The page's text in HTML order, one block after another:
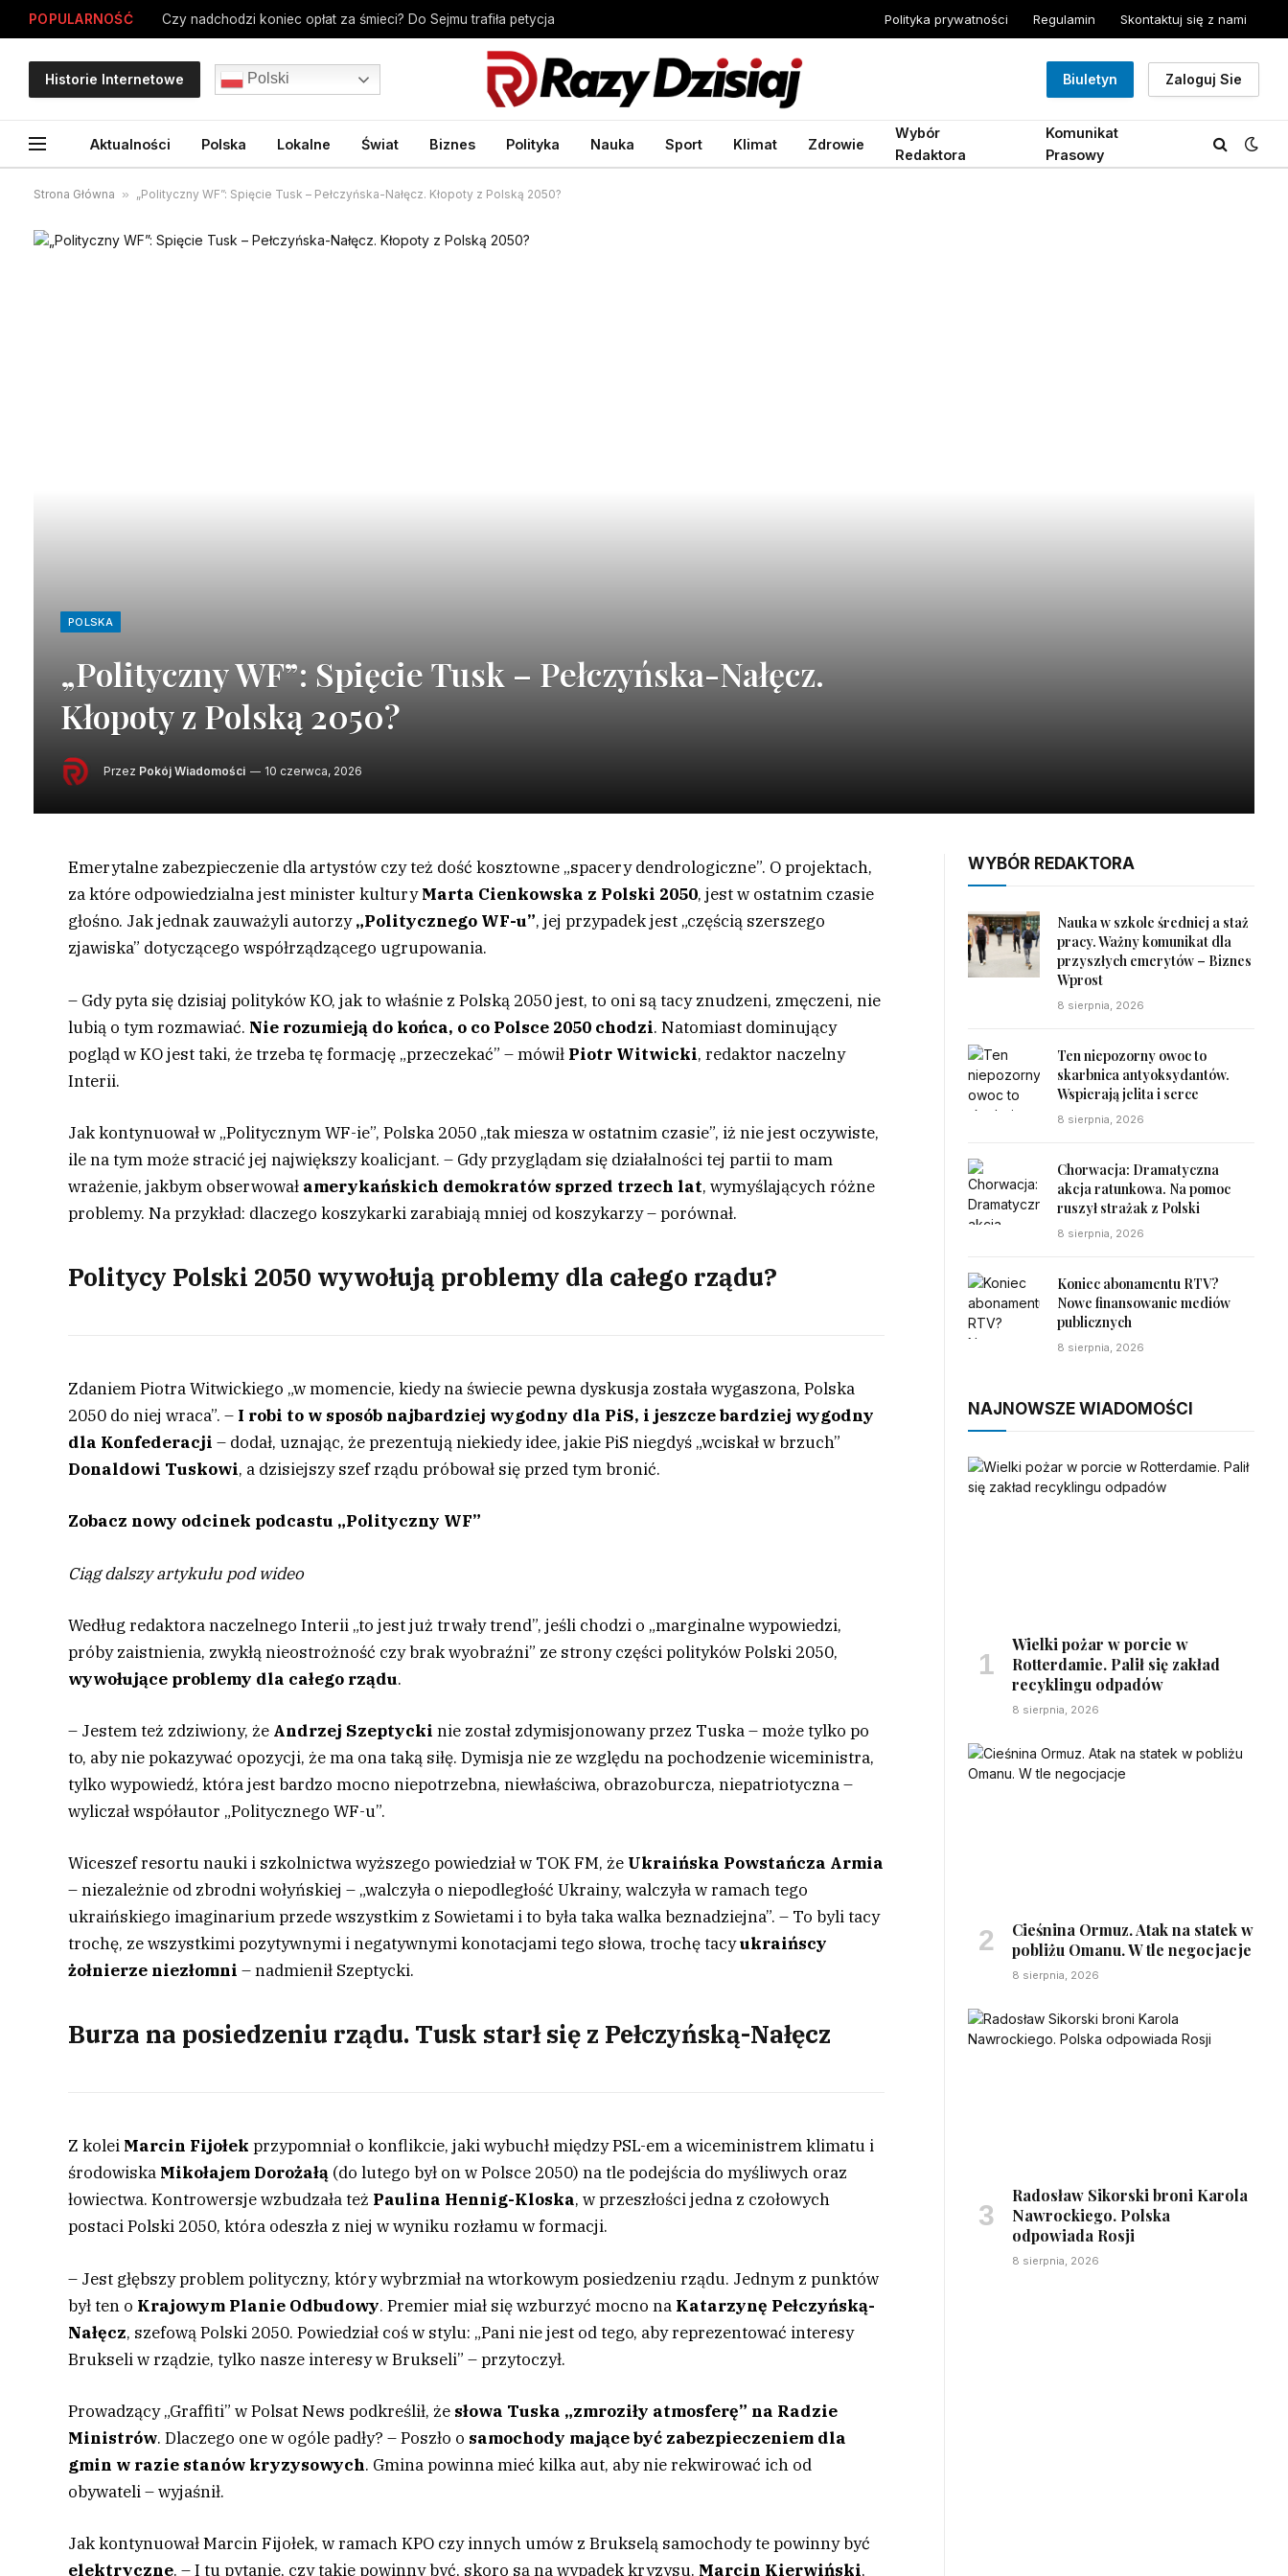
POPULARNOŚĆ Czy nadchodzi koniec opłat za śmieci? Do Sejmu trafiła petycja Polityka prywatności Regulamin Skontaktuj się z nami
Historie Internetowe Polski Biuletyn Zaloguj Sie
Aktualności Polska Lokalne Świat Biznes Polityka Nauka Sport Klimat Zdrowie
Wybór
Redaktora
Komunikat
Prasowy
Strona Główna » „Polityczny WF”: Spięcie Tusk – Pełczyńska-Nałęcz. Kłopoty z Polską 2050?
POLSKA
„Polityczny WF”: Spięcie Tusk – Pełczyńska-Nałęcz.
Kłopoty z Polską 2050?
Przez Pokój Wiadomości 10 czerwca, 2026
Emerytalne zabezpieczenie dla artystów czy też dość kosztowne „spacery dendrologiczne”. O projektach,
za które odpowiedzialna jest minister kulturyMarta Cienkowska z Polski 2050, jest w ostatnim czasie
głośno. Jak jednak zauważyli autorzy„Politycznego WF-u”, jej przypadek jest „częścią szerszego
zjawiska” dotyczącego współrządzącego ugrupowania.
– Gdy pyta się dzisiaj polityków KO, jak to właśnie z Polską 2050 jest, to oni są tacy znudzeni, zmęczeni, nie
lubią o tym rozmawiać. Nie rozumieją do końca, o co Polsce 2050 chodzi. Natomiast dominujący
pogląd w KO jest taki, że trzeba tę formację „przeczekać” – mówił Piotr Witwicki, redaktor naczelny
Interii.
Jak kontynuował w „Politycznym WF-ie”, Polska 2050 „tak miesza w ostatnim czasie”, iż nie jest oczywiste,
ile na tym może stracić jej największy koalicjant. – Gdy przyglądam się działalności tej partii to mam
wrażenie, jakbym obserwował amerykańskich demokratów sprzed trzech lat, wymyślających różne
problemy. Na przykład: dlaczego koszykarki zarabiają mniej od koszykarzy – porównał.
Politycy Polski 2050 wywołują problemy dla całego rządu?
Zdaniem Piotra Witwickiego „w momencie, kiedy na świecie pewna dyskusja została wygaszona, Polska
2050 do niej wraca”. – I robi to w sposób najbardziej wygodny dla PiS, i jeszcze bardziej wygodny
dla Konfederacji – dodał, uznając, że prezentują niekiedy idee, jakie PiS niegdyś „wciskał w brzuch”
Donaldowi Tuskowi, a dzisiejszy szef rządu próbował się przed tym bronić.
Zobacz nowy odcinek podcastu „Polityczny WF”
Ciąg dalszy artykułu pod wideo
Według redaktora naczelnego Interii „to jest już trwały trend”, jeśli chodzi o „marginalne wypowiedzi,
próby zaistnienia, zwykłą nieostrożność czy brak wyobraźni” ze strony części polityków Polski 2050,
wywołujące problemy dla całego rządu.
– Jestem też zdziwiony, że Andrzej Szeptycki nie został zdymisjonowany przez Tuska – może tylko po
to, aby nie pokazywać opozycji, że ma ona taką siłę. Dymisja nie ze względu na pochodzenie wiceministra,
tylko wypowiedź, która jest bardzo mocno niepotrzebna, niewłaściwa, obrazoburcza, niepatriotyczna –
wyliczał współautor „Politycznego WF-u”.
Wiceszef resortu nauki i szkolnictwa wyższego powiedział w TOK FM, że Ukraińska Powstańcza Armia
– niezależnie od zbrodni wołyńskiej – „walczyła o niepodległość Ukrainy, walczyła w ramach tego
ukraińskiego imaginarium przede wszystkim z Sowietami i to była taka walka beznadziejna”. – To byli tacy
trochę, ze wszystkimi pozytywnymi i negatywnymi konotacjami tego słowa, trochę tacyukraińscy
żołnierze niezłomni– nadmienił Szeptycki.
Burza na posiedzeniu rządu. Tusk starł się z Pełczyńską-Nałęcz
Z kolei Marcin Fijołek przypomniał o konflikcie, jaki wybuchł między PSL-em a wiceministrem klimatu i
środowiska Mikołajem Dorożałą (do lutego był on w Polsce 2050) na tle podejścia do myśliwych oraz
łowiectwa. Kontrowersje wzbudzała też Paulina Hennig-Kloska, w przeszłości jedna z czołowych
postaci Polski 2050, która odeszła z niej w wyniku rozłamu w formacji.
– Jest głębszy problem polityczny, który wybrzmiał na wtorkowym posiedzeniu rządu. Jednym z punktów
był ten o Krajowym Planie Odbudowy. Premier miał się wzburzyć mocno na Katarzynę Pełczyńską-
Nałęcz, szefową Polski 2050. Powiedział coś w stylu: „Pani nie jest od tego, aby reprezentować interesy
Brukseli w rządzie, tylko nasze interesy w Brukseli” – przytoczył.
Prowadzący „Graffiti” w Polsat News podkreślił, że słowa Tuska „zmroziły atmosferę” na Radzie
Ministrów. Dlaczego one w ogóle padły? – Poszło o samochody mające być zabezpieczeniem dla
gmin w razie stanów kryzysowych. Gmina powinna mieć kilka aut, aby nie rekwirować ich od
obywateli – wyjaśnił.
Jak kontynuował Marcin Fijołek, w ramach KPO czy innych umów z Brukselą samochody te powinny być
elektryczne. – I tu pytanie, czy takie powinny być, skoro są na wypadek kryzysu. Marcin Kierwiński,
WYBÓR REDAKTORA
Nauka w szkole średniej a staż
pracy. Ważny komunikat dla
przyszłych emerytów – Biznes
Wprost
8 sierpnia, 2026
Ten niepozorny owoc to
skarbnica antyoksydantów.
Wspierają jelita i serce
8 sierpnia, 2026
Chorwacja: Dramatyczna
akcja ratunkowa. Na pomoc
ruszył strażak z Polski
8 sierpnia, 2026
Koniec abonamentu RTV?
Nowe finansowanie mediów
publicznych
8 sierpnia, 2026
NAJNOWSZE WIADOMOŚCI
Wielki pożar w porcie w
Rotterdamie. Palił się zakład
recyklingu odpadów
8 sierpnia, 2026
Cieśnina Ormuz. Atak na statek w
pobliżu Omanu. W tle negocjacje
8 sierpnia, 2026
Radosław Sikorski broni Karola
Nawrockiego. Polska
odpowiada Rosji
8 sierpnia, 2026